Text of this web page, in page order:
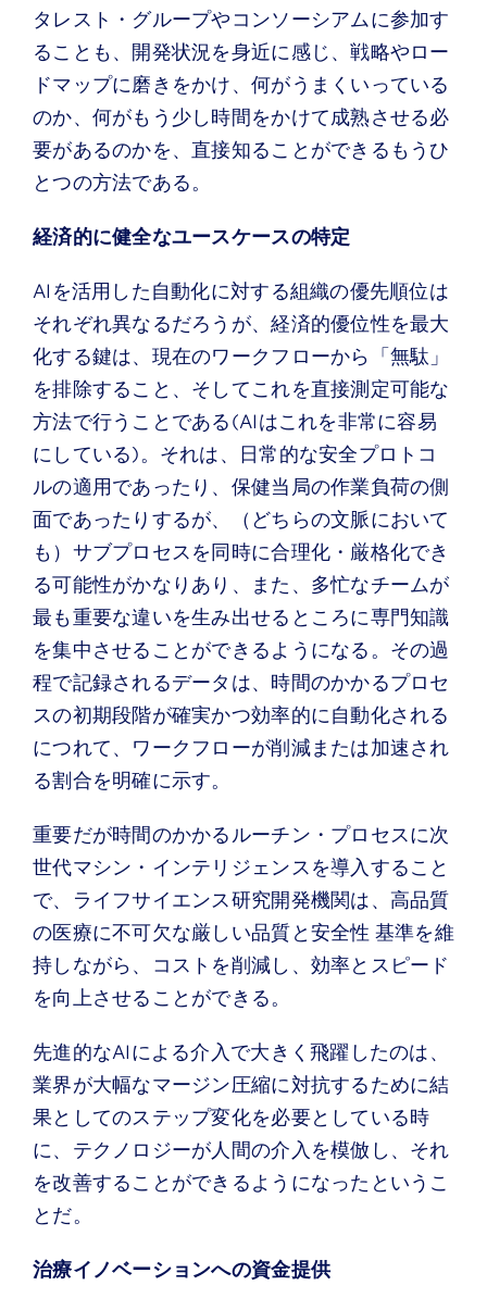
タレスト・グループやコンソーシアムに参加す
ることも、開発状況を身近に感じ、戦略やロー
ドマップに磨きをかけ、何がうまくいっている
のか、何がもう少し時間をかけて成熟させる必
要があるのかを、直接知ることができるもうひ
とつの方法である。
経済的に健全なユースケースの特定
AIを活用した自動化に対する組織の優先順位は
それぞれ異なるだろうが、経済的優位性を最大
化する鍵は、現在のワークフローから「無駄」
を排除すること、そしてこれを直接測定可能な
方法で行うことである(AIはこれを非常に容易
にしている)。それは、日常的な安全プロトコ
ルの適用であったり、保健当局の作業負荷の側
面であったりするが、（どちらの文脈において
も）サブプロセスを同時に合理化・厳格化でき
る可能性がかなりあり、また、多忙なチームが
最も重要な違いを生み出せるところに専門知識
を集中させることができるようになる。その過
程で記録されるデータは、時間のかかるプロセ
スの初期段階が確実かつ効率的に自動化される
につれて、ワークフローが削減または加速され
る割合を明確に示す。
重要だが時間のかかるルーチン・プロセスに次
世代マシン・インテリジェンスを導入すること
で、ライフサイエンス研究開発機関は、高品質
の医療に不可欠な厳しい品質と安全性 基準を維
持しながら、コストを削減し、効率とスピード
を向上させることができる。
先進的なAIによる介入で大きく飛躍したのは、
業界が大幅なマージン圧縮に対抗するために結
果としてのステップ変化を必要としている時
に、テクノロジーが人間の介入を模倣し、それ
を改善することができるようになったというこ
とだ。
治療イノベーションへの資金提供